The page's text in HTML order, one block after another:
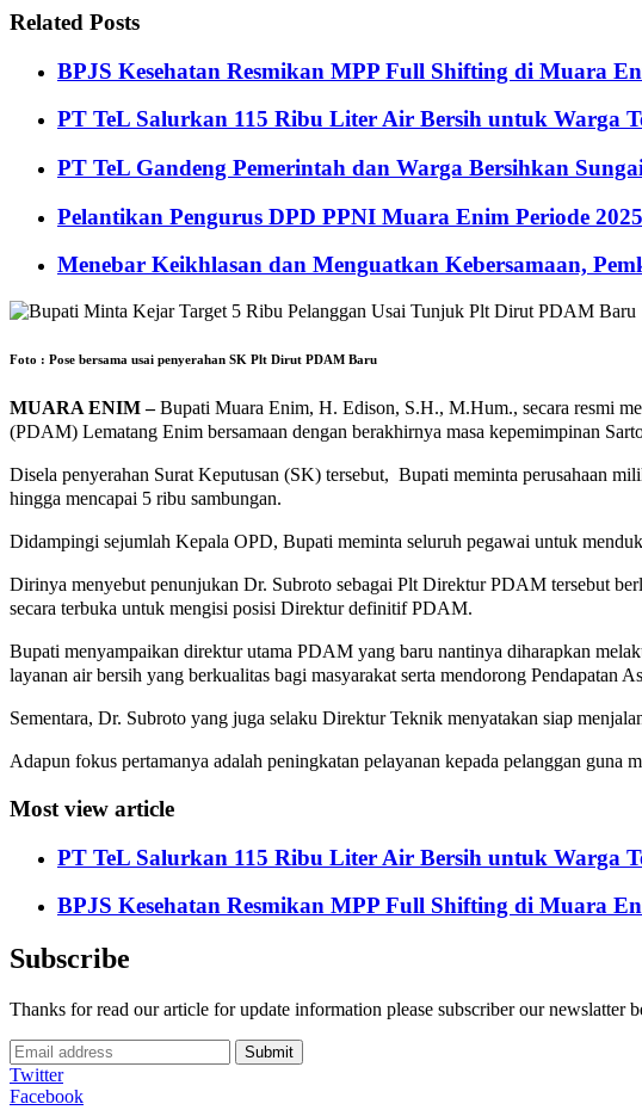
Related Posts
BPJS Kesehatan Resmikan MPP Full Shifting di Muara
PT TeL Salurkan 115 Ribu Liter Air Bersih untuk Warga
PT TeL Gandeng Pemerintah dan Warga Bersihkan
Pelantikan Pengurus DPD PPNI Muara Enim Periode
Menebar Keikhlasan dan Menguatkan Kebersamaan,
Foto : Pose bersama usai penyerahan SK Plt Dirut PDAM Baru
MUARA ENIM –Bupati Muara Enim, H. Edison, S.H., M.Hum., secara resmi
(PDAM) Lematang Enim bersamaan dengan berakhirnya masa kepemimpinan
Disela penyerahan Surat Keputusan (SK) tersebut, Bupati meminta perusahaan
hingga mencapai 5 ribu sambungan.
Didampingi sejumlah Kepala OPD, Bupati meminta seluruh pegawai untuk
Dirinya menyebut penunjukan Dr. Subroto sebagai Plt Direktur PDAM tersebut
secara terbuka untuk mengisi posisi Direktur definitif PDAM.
Bupati menyampaikan direktur utama PDAM yang baru nantinya diharapkan
layanan air bersih yang berkualitas bagi masyarakat serta mendorong Pendapatan
Sementara, Dr. Subroto yang juga selaku Direktur Teknik menyatakan siap
Adapun fokus pertamanya adalah peningkatan pelayanan kepada pelanggan
Most view article
PT TeL Salurkan 115 Ribu Liter Air Bersih untuk Warga
BPJS Kesehatan Resmikan MPP Full Shifting di Muara
Subscribe
Thanks for read our article for update information please subscriber our newslatter
Submit
Twitter
Facebook